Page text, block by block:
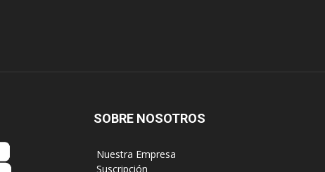
SOBRE NOSOTROS
‎ Nuestra Empresa
‎ Suscripción